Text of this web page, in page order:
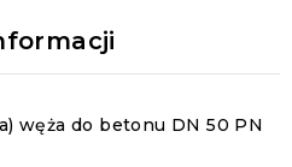
węża do betonu DN 50 PN